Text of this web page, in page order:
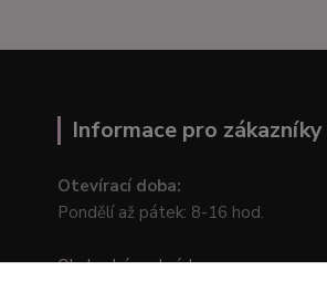
Informace pro zákazníky
Otevírací doba:
Pondělí až pátek: 8-16 hod.
Obchodní podmínky